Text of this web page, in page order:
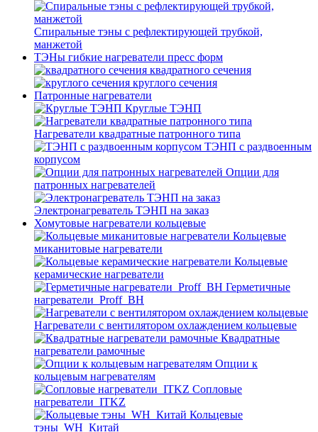
Спиральные тэны с рефлектирующей трубкой,
манжетой
ТЭНы гибкие нагреватели пресс форм
квадратного сечения
круглого сечения
Патронные нагреватели
Круглые ТЭНП
Нагреватели квадратные патронного типа
ТЭНП с раздвоенным
корпусом
Опции для
патронных нагревателей
Электронагреватель ТЭНП на заказ
Хомутовые нагреватели кольцевые
Кольцевые
миканитовые нагреватели
Кольцевые
керамические нагреватели
Герметичные
нагреватели_Proff_BH
Нагреватели с вентилятором охлаждением кольцевые
Квадратные
нагреватели рамочные
Опции к
кольцевым нагревателям
Cопловые
нагреватели_ITKZ
Кольцевые
тэны_WH_Китай